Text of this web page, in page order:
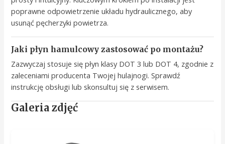
poprawne odpowietrzenie układu hydraulicznego, aby
usunąć pęcherzyki powietrza.
Jaki płyn hamulcowy zastosować po montażu?
Zazwyczaj stosuje się płyn klasy DOT 3 lub DOT 4, zgodnie z
zaleceniami producenta Twojej hulajnogi. Sprawdź
instrukcję obsługi lub skonsultuj się z serwisem.
Galeria zdjęć